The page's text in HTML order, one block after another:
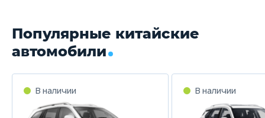
Популярные китайские
автомобили